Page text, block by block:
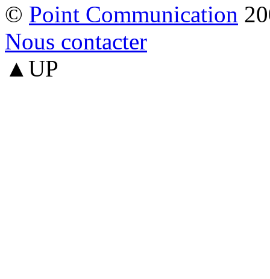
© Point Communication
Nous contacter
▲UP